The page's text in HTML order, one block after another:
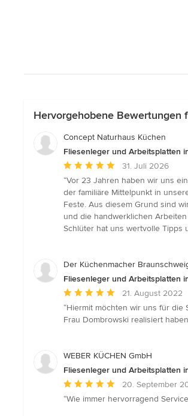
Hervorgehobene Bewertungen
Concept Naturhaus Küchen
Fliesenleger und Arbeitsplatten
Durchschnittliche
Bewertung:
5
von
5
Sternen
31. Juli 2026
“Vor 23 Jahren haben wir uns
der familiäre Mittelpunkt in
Feste. Aus diesem Grund sind
und die handwerklichen
Schlüter hat uns wertvolle Tipps
Der Küchenmacher
Fliesenleger und Arbeitsplatten
Durchschnittliche
Bewertung:
5
Sternen
21. August 2022
“Hiermit möchten wir uns für
Frau Dombrowski realisiert
WEBER KÜCHEN GmbH
Fliesenleger und Arbeitsplatten
Durchschnittliche
Bewertung:
20. September
“Wie immer hervorragend